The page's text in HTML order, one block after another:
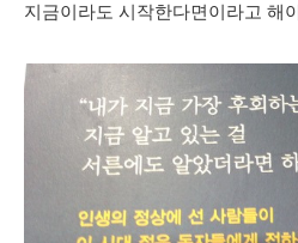
지금이라도 시작한다면이라고 해